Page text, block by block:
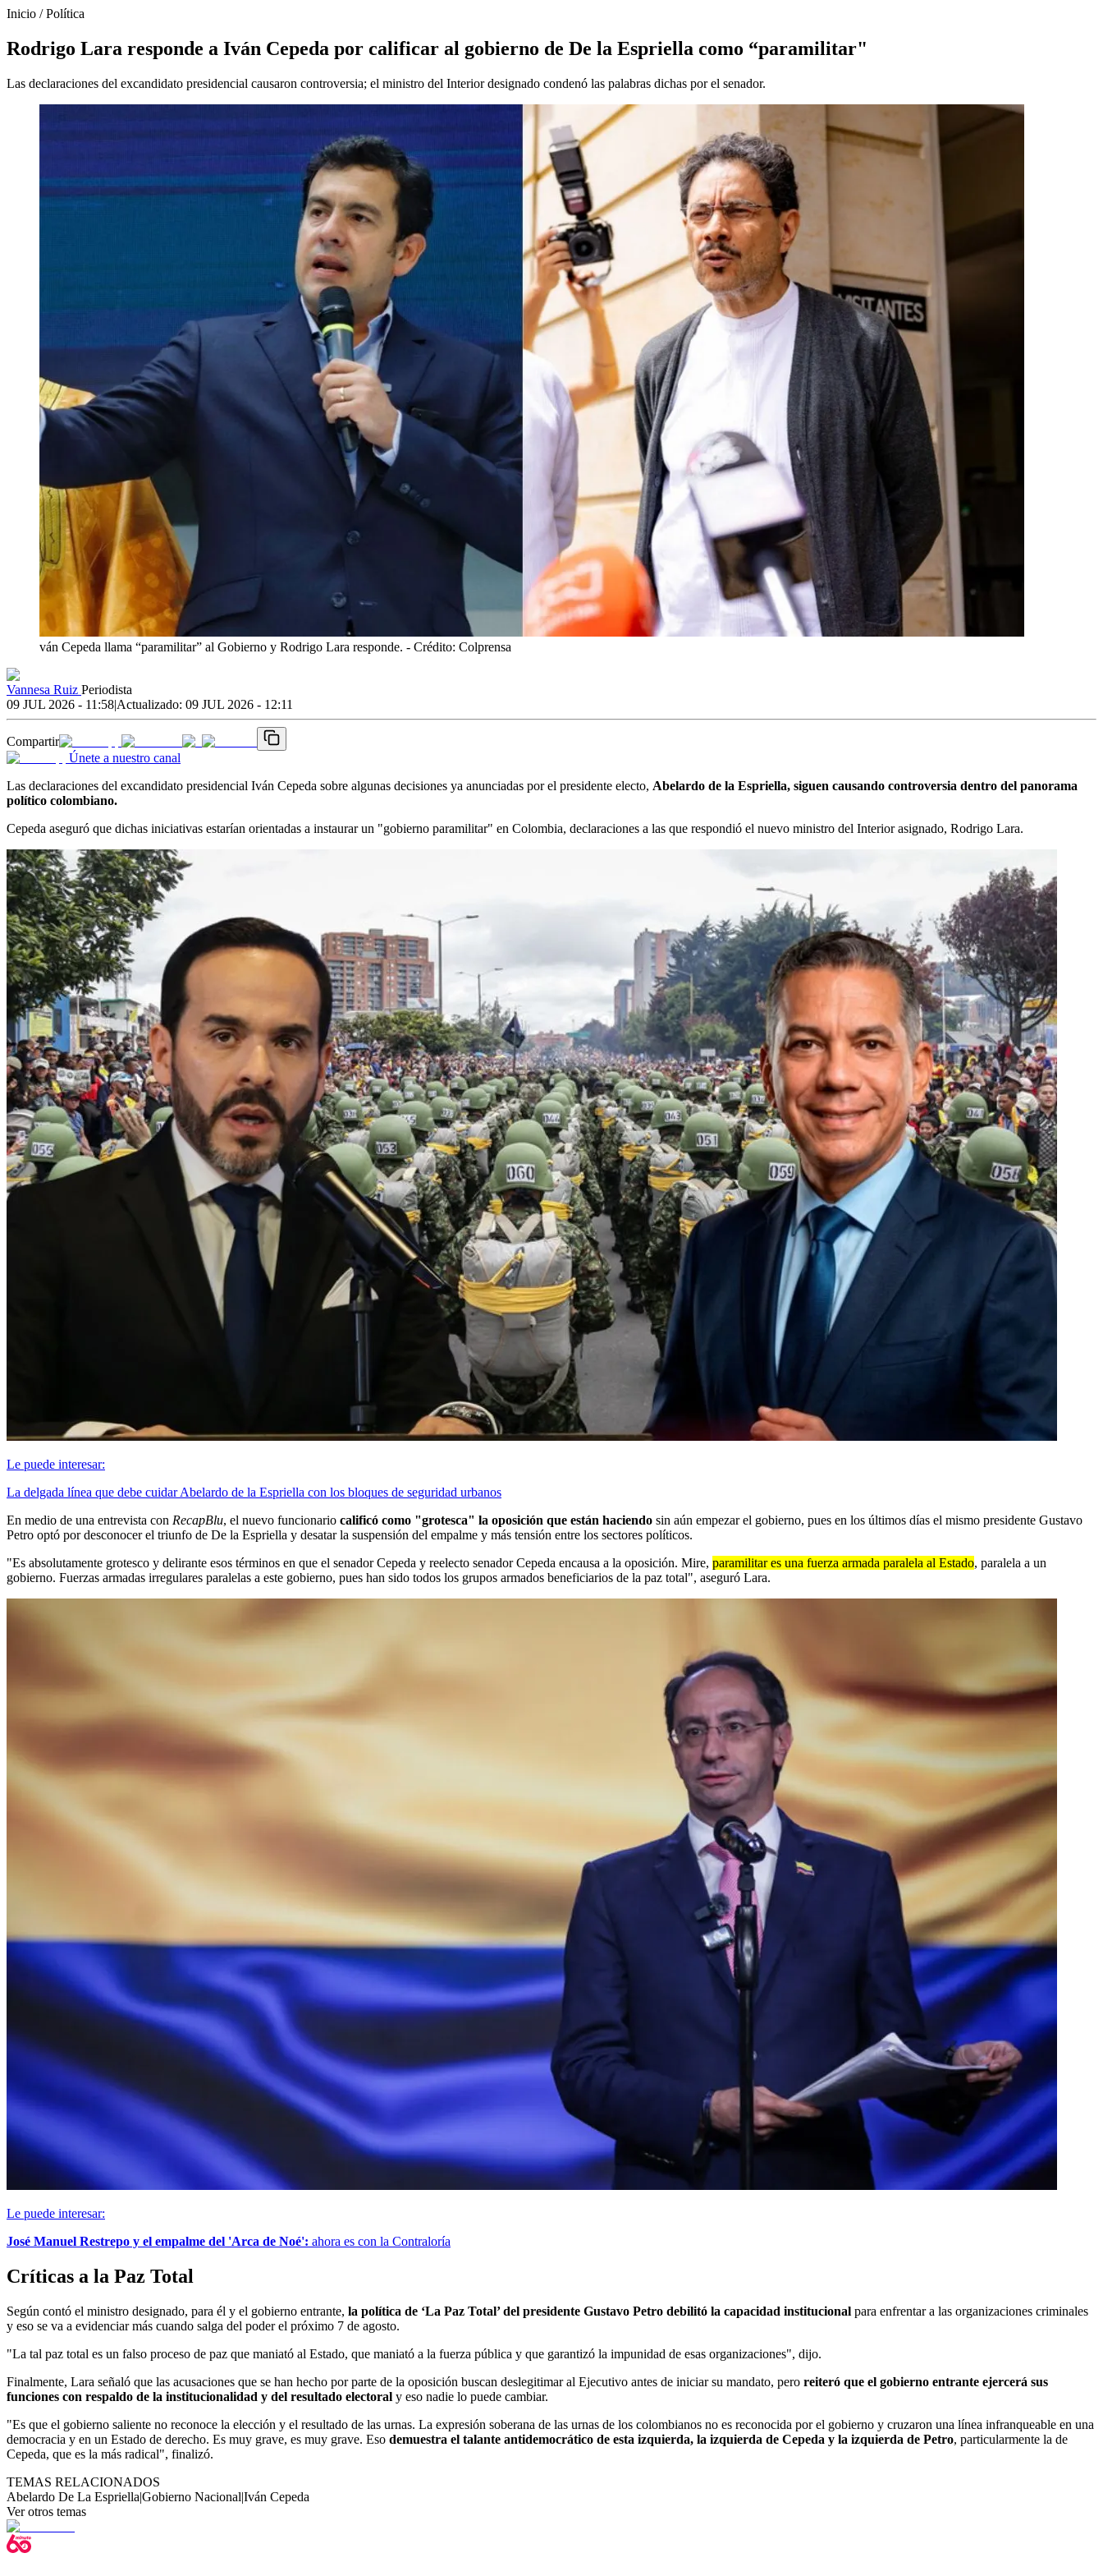
Inicio /Política
Rodrigo Lara responde a Iván Cepeda por calificar al gobierno de De la Espriella como “paramilitar"
Las declaraciones del excandidato presidencial causaron controversia; el ministro del Interior designado condenó las palabras dichas por el senador.
ván Cepeda llama “paramilitar” al Gobierno y Rodrigo Lara responde. - Crédito: Colprensa
Vannesa Ruiz Periodista
09 JUL 2026 - 11:58|Actualizado: 09 JUL 2026 - 12:11
Compartir
Únete a nuestro canal
Las declaraciones del excandidato presidencial Iván Cepeda sobre algunas decisiones ya anunciadas por el presidente electo, Abelardo de la Espriella, siguen causando controversia dentro del panorama
político colombiano.
Cepeda aseguró que dichas iniciativas estarían orientadas a instaurar un "gobierno paramilitar" en Colombia, declaraciones a las que respondió el nuevo ministro del Interior asignado, Rodrigo Lara.
Le puede interesar:
La delgada línea que debe cuidar Abelardo de la Espriella con los bloques de seguridad urbanos
En medio de una entrevista con RecapBlu, el nuevo funcionario calificó como "grotesca" la oposición que están haciendo sin aún empezar el gobierno, pues en los últimos días el mismo presidente Gustavo
Petro optó por desconocer el triunfo de De la Espriella y desatar la suspensión del empalme y más tensión entre los sectores políticos.
"Es absolutamente grotesco y delirante esos términos en que el senador Cepeda y reelecto senador Cepeda encausa a la oposición. Mire, paramilitar es una fuerza armada paralela al Estado, paralela a un
gobierno. Fuerzas armadas irregulares paralelas a este gobierno, pues han sido todos los grupos armados beneficiarios de la paz total", aseguró Lara.
Le puede interesar:
José Manuel Restrepo y el empalme del 'Arca de Noé': ahora es con la Contraloría
Críticas a la Paz Total
Según contó el ministro designado, para él y el gobierno entrante, la política de ‘La Paz Total’ del presidente Gustavo Petro debilitó la capacidad institucional para enfrentar a las organizaciones criminales
y eso se va a evidenciar más cuando salga del poder el próximo 7 de agosto.
"La tal paz total es un falso proceso de paz que maniató al Estado, que maniató a la fuerza pública y que garantizó la impunidad de esas organizaciones", dijo.
Finalmente, Lara señaló que las acusaciones que se han hecho por parte de la oposición buscan deslegitimar al Ejecutivo antes de iniciar su mandato, pero reiteró que el gobierno entrante ejercerá sus
funciones con respaldo de la institucionalidad y del resultado electoral y eso nadie lo puede cambiar.
"Es que el gobierno saliente no reconoce la elección y el resultado de las urnas. La expresión soberana de las urnas de los colombianos no es reconocida por el gobierno y cruzaron una línea infranqueable en una
democracia y en un Estado de derecho. Es muy grave, es muy grave. Eso demuestra el talante antidemocrático de esta izquierda, la izquierda de Cepeda y la izquierda de Petro, particularmente la de
Cepeda, que es la más radical", finalizó.
TEMAS RELACIONADOS
Abelardo De La Espriella|Gobierno Nacional|Iván Cepeda
Ver otros temas